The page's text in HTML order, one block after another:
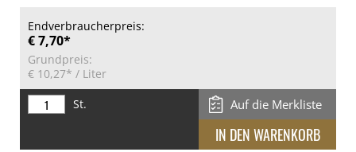
Endverbraucherpreis:
€ 7,70*
Grundpreis:
€ 10,27* / Liter
St.
Auf die Merkliste